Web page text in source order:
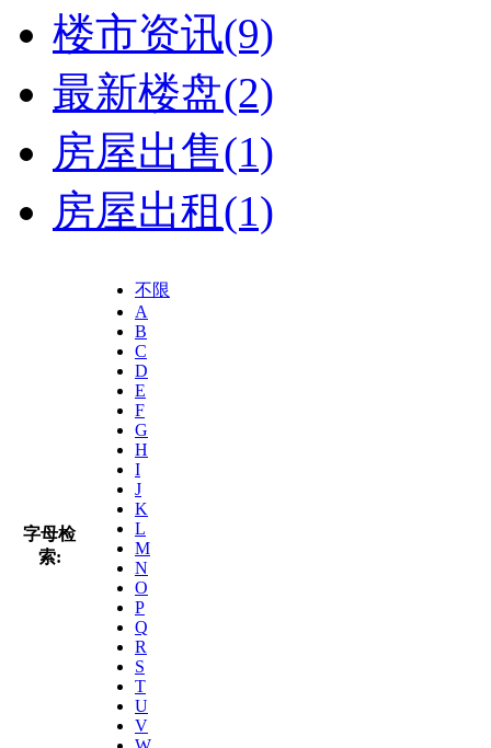
楼市资讯(9)
最新楼盘(2)
房屋出售(1)
房屋出租(1)
字母检
索:
不限
A
B
C
D
E
F
G
H
I
J
K
L
M
N
O
P
Q
R
S
T
U
V